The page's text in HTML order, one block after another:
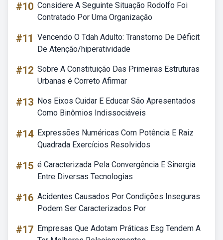
#10 Considere A Seguinte Situação Rodolfo Foi
Contratado Por Uma Organização
#11 Vencendo O Tdah Adulto: Transtorno De Déficit
De Atenção/hiperatividade
#12 Sobre A Constituição Das Primeiras Estruturas
Urbanas é Correto Afirmar
#13 Nos Eixos Cuidar E Educar São Apresentados
Como Binômios Indissociáveis
#14 Expressões Numéricas Com Potência E Raiz
Quadrada Exercícios Resolvidos
#15 é Caracterizada Pela Convergência E Sinergia
Entre Diversas Tecnologias
#16 Acidentes Causados Por Condições Inseguras
Podem Ser Caracterizados Por
#17 Empresas Que Adotam Práticas Esg Tendem A